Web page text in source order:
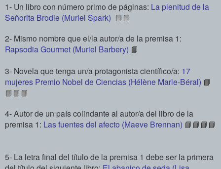
1- Un libro con número primo de páginas: La plenitud de la
Señorita Brodie (Muriel Spark) 📘📘
2- Mismo nombre que el/la autor/a de la premisa 1:
Rapsodia Gourmet (Muriel Barbery) 📘
3- Novela que tenga un/a protagonista científico/a: 17
mujeres Premio Nobel de Ciencias (Hélène Marle-Béral) 📘
📘📘📘
4- Autor de un país colindante al autor/a del libro de la
premisa 1: Las fuentes del afecto (Maeve Brennan) 📘📘📘📘
5- La letra final del título de la premisa 1 debe ser la primera